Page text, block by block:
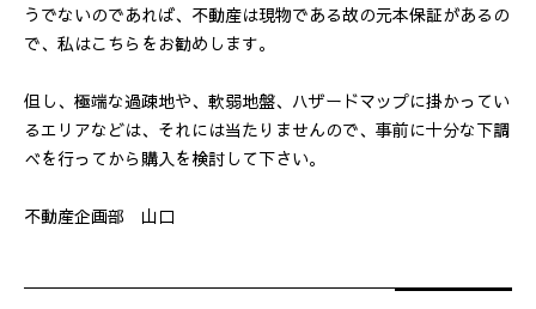
うでないのであれば、不動産は現物である故の元本保証があるの
で、私はこちらをお勧めします。
但し、極端な過疎地や、軟弱地盤、ハザードマップに掛かってい
るエリアなどは、それには当たりませんので、事前に十分な下調
べを行ってから購入を検討して下さい。
不動産企画部 山口